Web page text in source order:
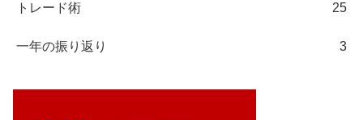
トレード術 25
一年の振り返り 3